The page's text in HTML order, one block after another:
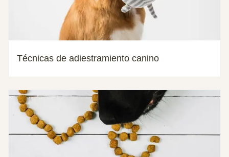
Técnicas de adiestramiento canino